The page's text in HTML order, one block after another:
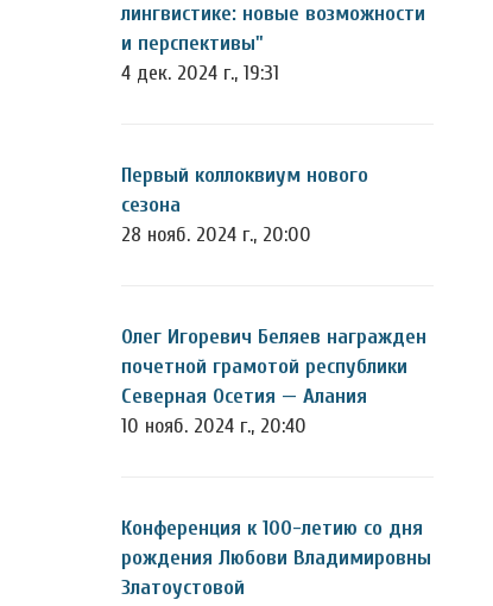
лингвистике: новые возможности
и перспективы"
4 дек. 2024 г., 19:31
Первый коллоквиум нового
сезона
28 нояб. 2024 г., 20:00
Олег Игоревич Беляев награжден
почетной грамотой республики
Северная Осетия — Алания
10 нояб. 2024 г., 20:40
Конференция к 100-летию со дня
рождения Любови Владимировны
Златоустовой